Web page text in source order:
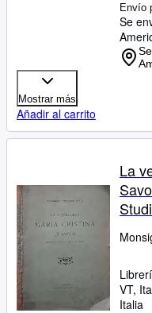
Envío
Se
Mostrar más
Añadir al carrito
La
VT,
Italia